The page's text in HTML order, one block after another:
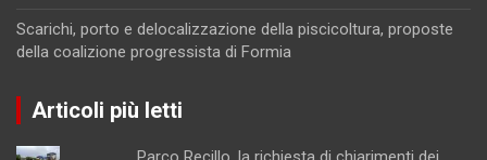
Scarichi, porto e delocalizzazione della piscicoltura, proposte
della coalizione progressista di Formia
Articoli più letti